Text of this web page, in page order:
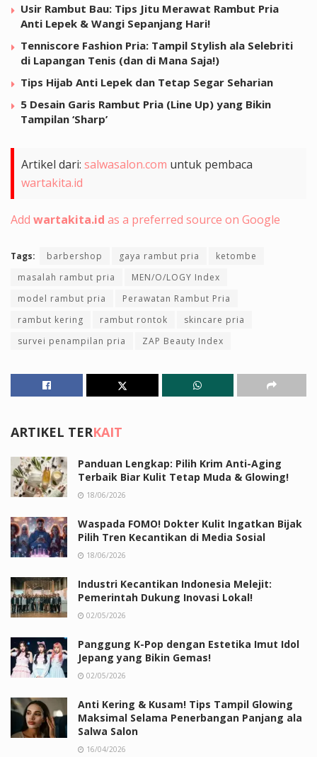
Usir Rambut Bau: Tips Jitu Merawat Rambut Pria
Anti Lepek & Wangi Sepanjang Hari!
Tenniscore Fashion Pria: Tampil Stylish ala Selebriti
di Lapangan Tenis (dan di Mana Saja!)
Tips Hijab Anti Lepek dan Tetap Segar Seharian
5 Desain Garis Rambut Pria (Line Up) yang Bikin
Tampilan ‘Sharp’
Artikel dari: salwasalon.com untuk pembaca
wartakita.id
Add wartakita.id as a preferred source on Google
Tags: barbershop gaya rambut pria
ketombe
masalah rambut pria
MEN/O/LOGY Index
model rambut pria
Perawatan Rambut Pria
rambut kering
rambut rontok
skincare pria
survei penampilan pria
ZAP Beauty Index
ARTIKEL TERKAIT
Panduan Lengkap: Pilih Krim Anti-Aging
Terbaik Biar Kulit Tetap Muda & Glowing!
18/06/2026
Waspada FOMO! Dokter Kulit Ingatkan Bijak
Pilih Tren Kecantikan di Media Sosial
18/06/2026
Industri Kecantikan Indonesia Melejit:
Pemerintah Dukung Inovasi Lokal!
02/05/2026
Panggung K-Pop dengan Estetika Imut Idol
Jepang yang Bikin Gemas!
02/05/2026
Anti Kering & Kusam! Tips Tampil Glowing
Maksimal Selama Penerbangan Panjang ala
Salwa Salon
16/04/2026